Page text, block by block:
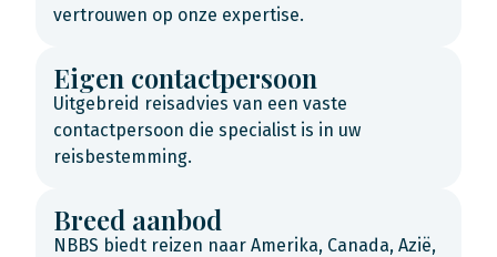
vertrouwen op onze expertise.
Eigen contactpersoon
Uitgebreid reisadvies van een vaste
contactpersoon die specialist is in uw
reisbestemming.
Breed aanbod
NBBS biedt reizen naar Amerika, Canada, Azië,